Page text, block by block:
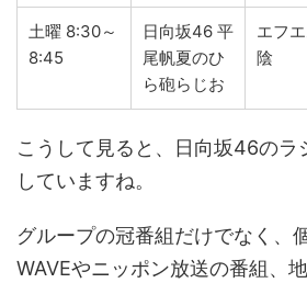
土曜 8:30～
8:45
日向坂46 平
尾帆夏のひ
ら砲らじお
エフ
陰
こうして見ると、日向坂46のラ
していますね。
グループの冠番組だけでなく、
WAVEやニッポン放送の番組、